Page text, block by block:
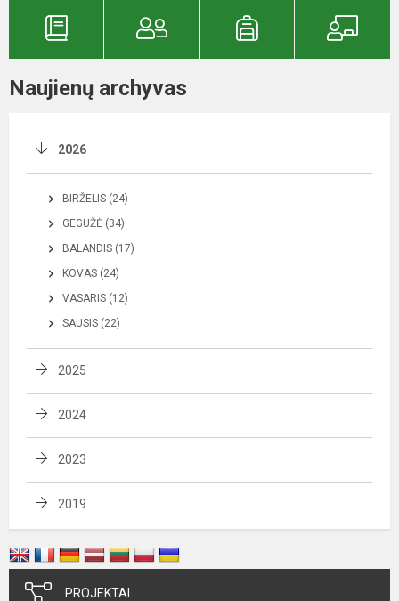
Naujienų archyvas
2026
BIRŽELIS (24)
GEGUŽĖ (34)
BALANDIS (17)
KOVAS (24)
VASARIS (12)
SAUSIS (22)
2025
2024
2023
2019
PROJEKTAI